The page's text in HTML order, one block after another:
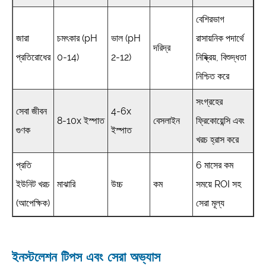
জারা
প্রতিরোধের
চমৎকার (pH
0-14)
ভাল (pH
2-12)
দরিদ্র
বেশিরভাগ
রাসায়নিক পদার্থে
নিষ্ক্রিয়, বিশুদ্ধতা
নিশ্চিত করে
সেবা জীবন
গুণক
8-10x ইস্পাত
4-6x
ইস্পাত
বেসলাইন
সংগ্রহের
ফ্রিকোয়েন্সি এবং
খরচ হ্রাস করে
প্রতি
ইউনিট খরচ
(আপেক্ষিক)
মাঝারি উচ্চ কম
6 মাসের কম
সময়ে ROI সহ
সেরা মূল্য
ইনস্টলেশন টিপস এবং সেরা অভ্যাস